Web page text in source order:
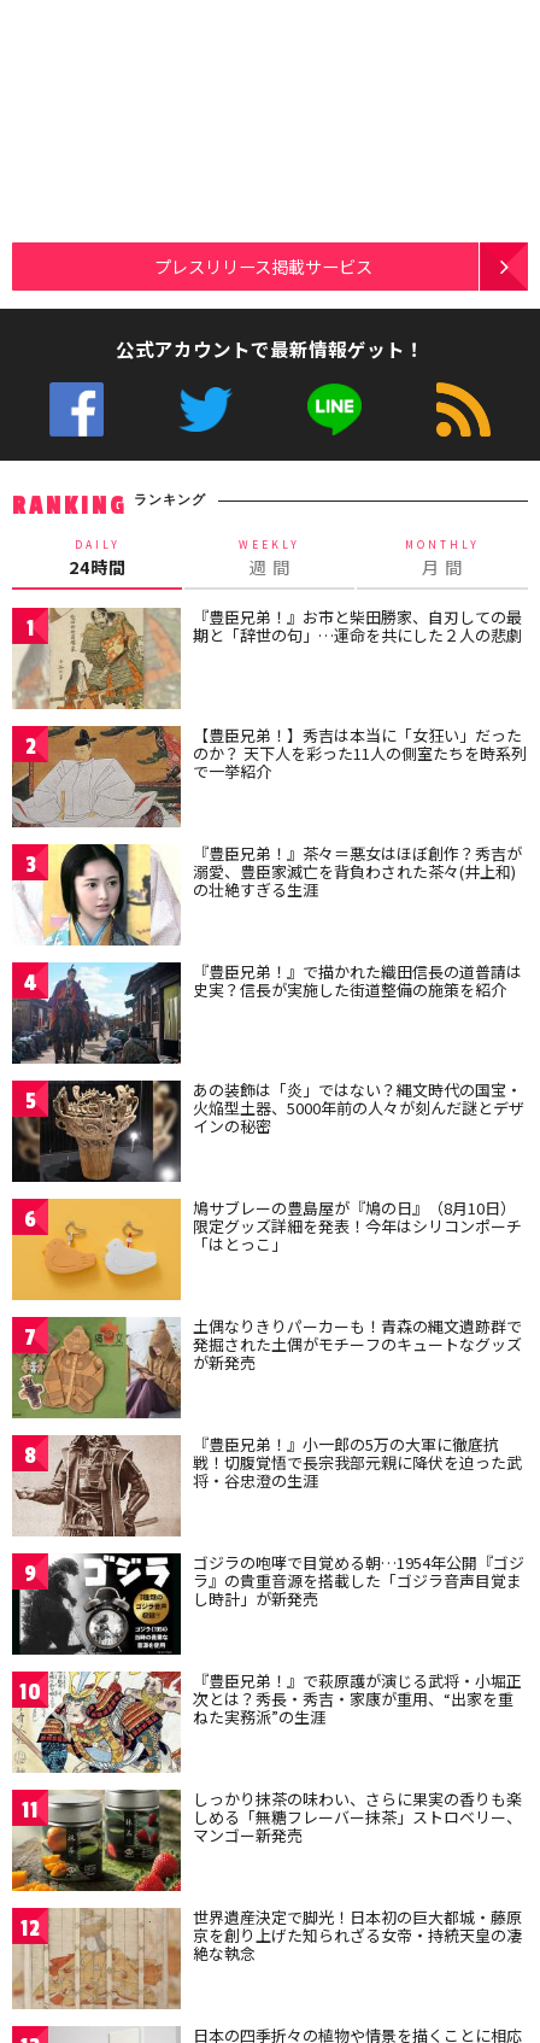
プレスリリース掲載サービス
公式アカウントで最新情報ゲット！
RANKING ランキング
DAILY
24時間
WEEKLY
週 間
MONTHLY
月 間
1 『豊臣兄弟！』お市と柴田勝家、自刃しての最
期と「辞世の句」…運命を共にした２人の悲劇
2 【豊臣兄弟！】秀吉は本当に「女狂い」だった
のか？ 天下人を彩った11人の側室たちを時系列
で一挙紹介
3 『豊臣兄弟！』茶々＝悪女はほぼ創作？秀吉が
溺愛、豊臣家滅亡を背負わされた茶々(井上和)
の壮絶すぎる生涯
4 『豊臣兄弟！』で描かれた織田信長の道普請は
史実？信長が実施した街道整備の施策を紹介
5 あの装飾は「炎」ではない？縄文時代の国宝・
火焔型土器、5000年前の人々が刻んだ謎とデザ
インの秘密
6 鳩サブレーの豊島屋が『鳩の日』（8月10日）
限定グッズ詳細を発表！今年はシリコンポーチ
「はとっこ」
7 土偶なりきりパーカーも！青森の縄文遺跡群で
発掘された土偶がモチーフのキュートなグッズ
が新発売
8 『豊臣兄弟！』小一郎の5万の大軍に徹底抗
戦！切腹覚悟で長宗我部元親に降伏を迫った武
将・谷忠澄の生涯
9 ゴジラの咆哮で目覚める朝…1954年公開『ゴジ
ラ』の貴重音源を搭載した「ゴジラ音声目覚ま
し時計」が新発売
10 『豊臣兄弟！』で萩原護が演じる武将・小堀正
次とは？秀長・秀吉・家康が重用、“出家を重
ねた実務派”の生涯
11 しっかり抹茶の味わい、さらに果実の香りも楽
しめる「無糖フレーバー抹茶」ストロベリー、
マンゴー新発売
12 世界遺産決定で脚光！日本初の巨大都城・藤原
京を創り上げた知られざる女帝・持統天皇の凄
絶な執念
日本の四季折々の植物や情景を描くことに相応